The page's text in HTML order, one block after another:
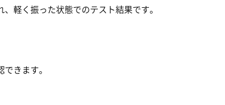
軽く振った状態でのテスト結果です。
きます。